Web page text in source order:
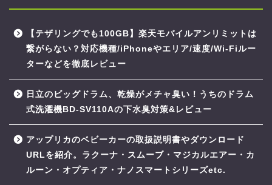
【テザリングでも100GB】楽天モバイルアンリミットは
繋がらない？対応機種/iPhoneやエリア/速度/Wi-Fiルー
ターなどを徹底レビュー
日立のビッグドラム、乾燥がメチャ臭い！うちのドラム
式洗濯機BD-SV110Aの下水臭対策&レビュー
アップリカのベビーカーの取扱説明書やダウンロード
URLを紹介。ラクーナ・スムーブ・マジカルエアー・カ
ルーン・オプティア・ナノスマートシリーズetc.